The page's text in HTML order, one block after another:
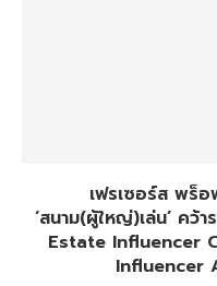
เฟรเซอร์ส พร็
‘สนาม(ผู้ใหญ่)เล่น’ ค
Estate Influencer
Influencer